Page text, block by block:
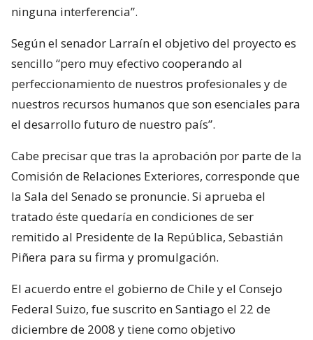
ninguna interferencia”.
Según el senador Larraín el objetivo del proyecto es
sencillo “pero muy efectivo cooperando al
perfeccionamiento de nuestros profesionales y de
nuestros recursos humanos que son esenciales para
el desarrollo futuro de nuestro país”.
Cabe precisar que tras la aprobación por parte de la
Comisión de Relaciones Exteriores, corresponde que
la Sala del Senado se pronuncie. Si aprueba el
tratado éste quedaría en condiciones de ser
remitido al Presidente de la República, Sebastián
Piñera para su firma y promulgación.
El acuerdo entre el gobierno de Chile y el Consejo
Federal Suizo, fue suscrito en Santiago el 22 de
diciembre de 2008 y tiene como objetivo